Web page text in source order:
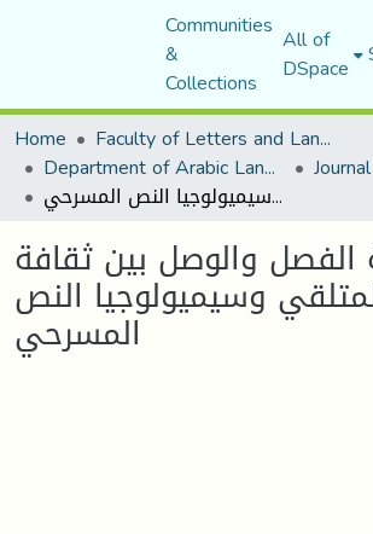
Communities
&
Collections
All of
DSpace
Home
Faculty of Letters and Languages
Department of Arabic Language and Literature
جدلية الفصل والوصل بين ثقافة المتلقي وسيميولوجيا النص المسرحي
الفصل والوصل بين ثقافة
وسيميولوجيا النص
المسرحي